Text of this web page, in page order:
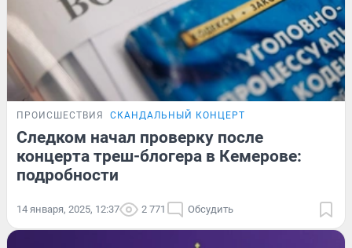
ПРОИСШЕСТВИЯ СКАНДАЛЬНЫЙ КОНЦЕРТ
Следком начал проверку после
концерта треш-блогера в Кемерове:
подробности
14 января, 2025, 12:37 2 771 Обсудить